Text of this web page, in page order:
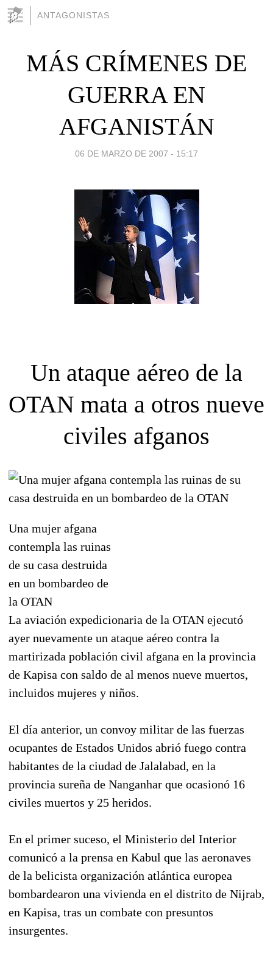
ANTAGONISTAS
MÁS CRÍMENES DE
GUERRA EN
AFGANISTÁN
06 DE MARZO DE 2007 - 15:17
Un ataque aéreo de la
OTAN mata a otros nueve
civiles afganos
Una mujer afgana
contempla las ruinas
de su casa destruida
en un bombardeo de
la OTAN
La aviación expedicionaria de la OTAN ejecutó
ayer nuevamente un ataque aéreo contra la
martirizada población civil afgana en la provincia
de Kapisa con saldo de al menos nueve muertos,
incluidos mujeres y niños.
El día anterior, un convoy militar de las fuerzas
ocupantes de Estados Unidos abrió fuego contra
habitantes de la ciudad de Jalalabad, en la
provincia sureña de Nanganhar que ocasionó 16
civiles muertos y 25 heridos.
En el primer suceso, el Ministerio del Interior
comunicó a la prensa en Kabul que las aeronaves
de la belicista organización atlántica europea
bombardearon una vivienda en el distrito de Nijrab,
en Kapisa, tras un combate con presuntos
insurgentes.